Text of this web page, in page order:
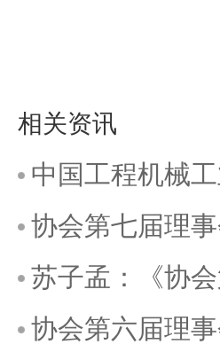
相关资讯
中国工程机械
协会第七届理
苏子孟：《协
协会第六届理